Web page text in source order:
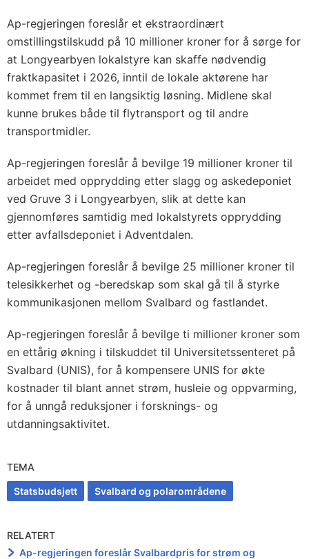
Ap-regjeringen foreslår et ekstraordinært
omstillingstilskudd på 10 millioner kroner for å sørge for
at Longyearbyen lokalstyre kan skaffe nødvendig
fraktkapasitet i 2026, inntil de lokale aktørene har
kommet frem til en langsiktig løsning. Midlene skal
kunne brukes både til flytransport og til andre
transportmidler.
Ap-regjeringen foreslår å bevilge 19 millioner kroner til
arbeidet med opprydding etter slagg og askedeponiet
ved Gruve 3 i Longyearbyen, slik at dette kan
gjennomføres samtidig med lokalstyrets opprydding
etter avfallsdeponiet i Adventdalen.
Ap-regjeringen foreslår å bevilge 25 millioner kroner til
telesikkerhet og -beredskap som skal gå til å styrke
kommunikasjonen mellom Svalbard og fastlandet.
Ap-regjeringen foreslår å bevilge ti millioner kroner som
en ettårig økning i tilskuddet til Universitetssenteret på
Svalbard (UNIS), for å kompensere UNIS for økte
kostnader til blant annet strøm, husleie og oppvarming,
for å unngå reduksjoner i forsknings- og
utdanningsaktivitet.
TEMA
Statsbudsjett Svalbard og polarområdene
RELATERT
Ap-regjeringen foreslår Svalbardpris for strøm og